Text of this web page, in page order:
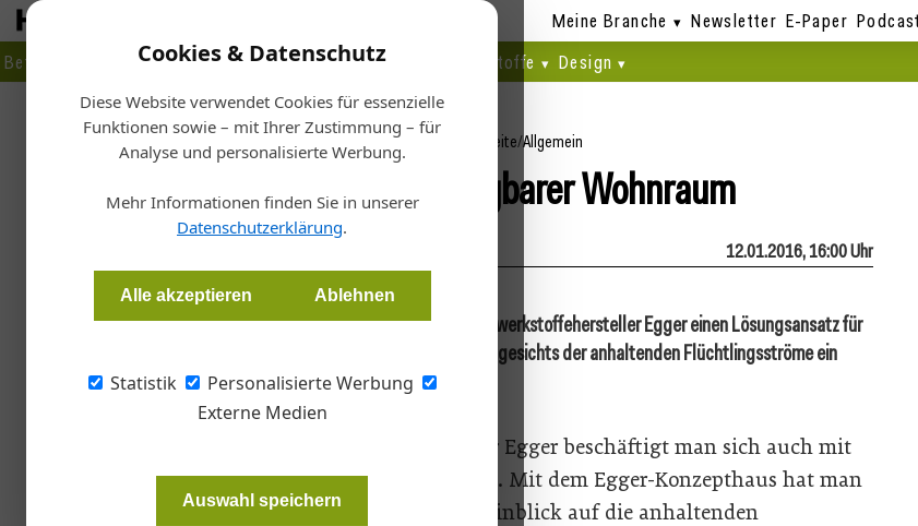
Cookies & Datenschutz
Diese Website verwendet Cookies für essenzielle
Funktionen sowie – mit Ihrer Zustimmung – für
Analyse und personalisierte Werbung.
Mehr Informationen finden Sie in unserer
Datenschutzerklärung.
Alle akzeptieren Ablehnen
Statistik
Personalisierte Werbung
Externe Medien
Auswahl speichern
Meine Branche Newsletter E-Paper Podcast
Betrieb
Planen Bauen Fertigen Bau- + Werkstoffe Design
Startseite/Allgemein
Schnell verfügbarer Wohnraum
12.01.2016, 16:00 Uhr
Mit seinem Konzepthaus bietet der Tiroler Holzwerkstoffehersteller Egger einen Lösungsansatz für
schnell verfügbaren, leistbaren Wohnraum – angesichts der anhaltenden Flüchtlingsströme ein
aktuelles Thema.
Beim Tiroler Holzwerkstoffhersteller Egger beschäftigt man sich auch mit
gesellschaftlich relevanten Themen. Mit dem Egger-Konzepthaus hat man
kürzlich einen Lösungsansatz im Hinblick auf die anhaltenden